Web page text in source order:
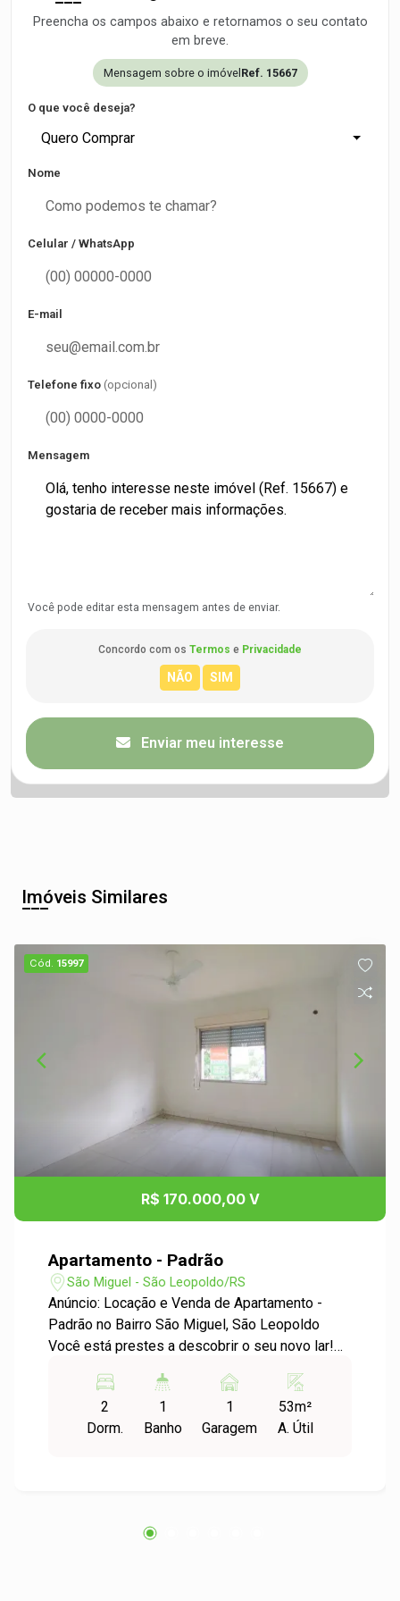
Preencha os campos abaixo e retornamos o seu contato
em breve.
Mensagem sobre o imóvel Ref. 15667
O que você deseja?
Quero Comprar
Nome
Celular / WhatsApp
E-mail
Telefone fixo (opcional)
Mensagem
Você pode editar esta mensagem antes de enviar.
Concordo com os Termos e Privacidade
Enviar meu interesse
Imóveis Similares
Cód. 15997
R$ 170.000,00 V
Apartamento - Padrão
São Miguel - São Leopoldo/RS
Anúncio: Locação e Venda de Apartamento -
Padrão no Bairro São Miguel, São Leopoldo
Você está prestes a descobrir o seu novo lar!
e locação no charmoso bairro São Miguel, em
São Leopoldo. Este imóvel é ideal para quem
busca conforto, praticidade e uma localização
bem distribuídos e iluminados, proporcionando
2
Dorm.
1
Banho
1
Garagem
53m²
A. Útil